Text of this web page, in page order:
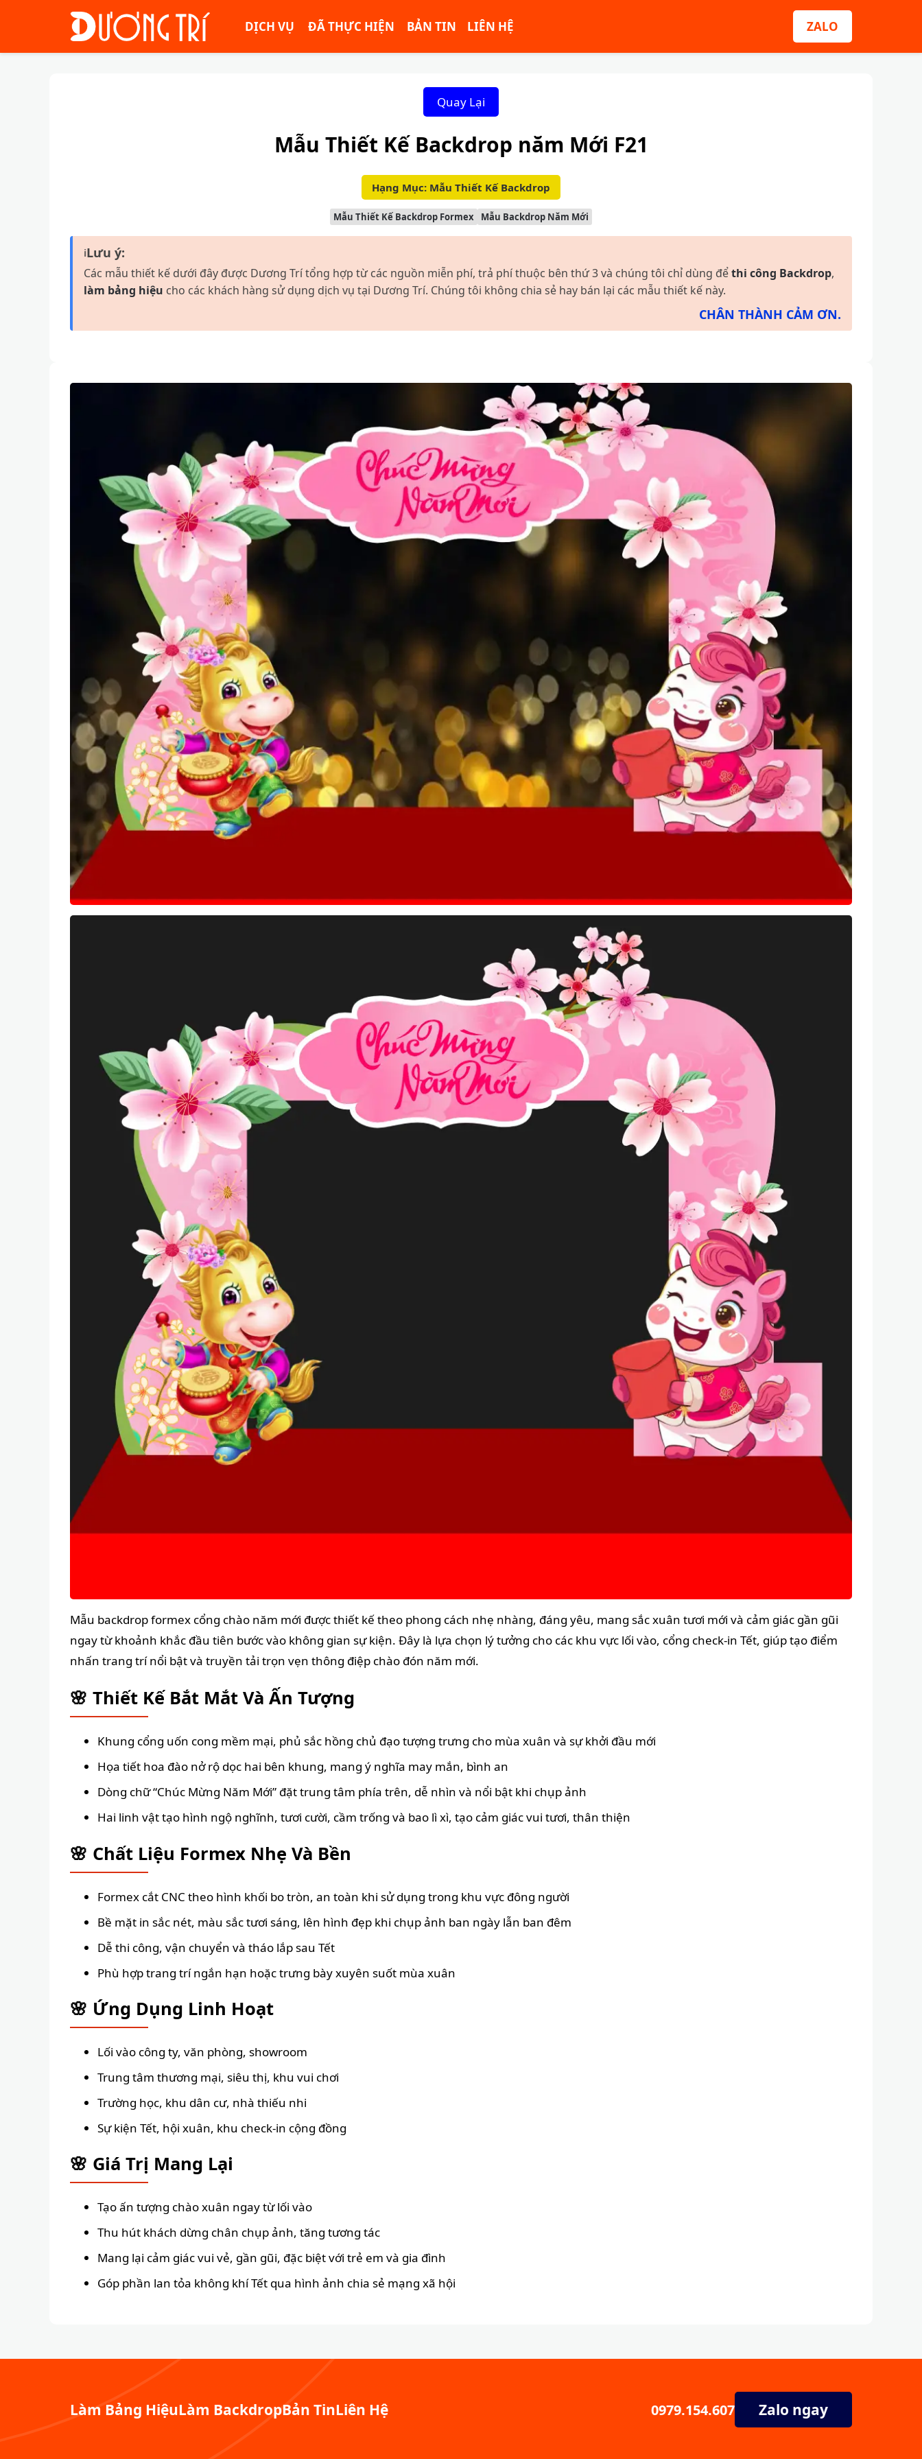
DỊCH VỤ ĐÃ THỰC HIỆN BẢN TIN LIÊN HỆ ZALO
Quay Lại
Mẫu Thiết Kế Backdrop năm Mới F21
Hạng Mục: Mẫu Thiết Kế Backdrop
Mẫu Thiết Kế Backdrop Formex Mẫu Backdrop Năm Mới
ℹLưu ý:
Các mẫu thiết kế dưới đây được Dương Trí tổng hợp từ các nguồn miễn phí, trả phí thuộc bên thứ 3 và chúng tôi chỉ dùng đểthi công Backdrop,
làm bảng hiệu cho các khách hàng sử dụng dịch vụ tại Dương Trí. Chúng tôi không chia sẻ hay bán lại các mẫu thiết kế này.
CHÂN THÀNH CẢM ƠN.
Mẫu backdrop formex cổng chào năm mới được thiết kế theo phong cách nhẹ nhàng, đáng yêu, mang sắc xuân tươi mới và cảm giác gần gũi
ngay từ khoảnh khắc đầu tiên bước vào không gian sự kiện. Đây là lựa chọn lý tưởng cho các khu vực lối vào, cổng check-in Tết, giúp tạo điểm
nhấn trang trí nổi bật và truyền tải trọn vẹn thông điệp chào đón năm mới.
🌸 Thiết Kế Bắt Mắt Và Ấn Tượng
Khung cổng uốn cong mềm mại, phủ sắc hồng chủ đạo tượng trưng cho mùa xuân và sự khởi đầu mới
Họa tiết hoa đào nở rộ dọc hai bên khung, mang ý nghĩa may mắn, bình an
Dòng chữ “Chúc Mừng Năm Mới” đặt trung tâm phía trên, dễ nhìn và nổi bật khi chụp ảnh
Hai linh vật tạo hình ngộ nghĩnh, tươi cười, cầm trống và bao lì xì, tạo cảm giác vui tươi, thân thiện
🌸 Chất Liệu Formex Nhẹ Và Bền
Formex cắt CNC theo hình khối bo tròn, an toàn khi sử dụng trong khu vực đông người
Bề mặt in sắc nét, màu sắc tươi sáng, lên hình đẹp khi chụp ảnh ban ngày lẫn ban đêm
Dễ thi công, vận chuyển và tháo lắp sau Tết
Phù hợp trang trí ngắn hạn hoặc trưng bày xuyên suốt mùa xuân
🌸 Ứng Dụng Linh Hoạt
Lối vào công ty, văn phòng, showroom
Trung tâm thương mại, siêu thị, khu vui chơi
Trường học, khu dân cư, nhà thiếu nhi
Sự kiện Tết, hội xuân, khu check-in cộng đồng
🌸 Giá Trị Mang Lại
Tạo ấn tượng chào xuân ngay từ lối vào
Thu hút khách dừng chân chụp ảnh, tăng tương tác
Mang lại cảm giác vui vẻ, gần gũi, đặc biệt với trẻ em và gia đình
Góp phần lan tỏa không khí Tết qua hình ảnh chia sẻ mạng xã hội
Làm Bảng HiệuLàm BackdropBản TinLiên Hệ 0979.154.607 Zalo ngay